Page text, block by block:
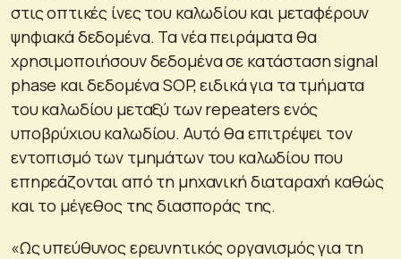
στις οπτικές ίνες του καλωδίου και μεταφέρουν
ψηφιακά δεδομένα. Τα νέα πειράματα θα
χρησιμοποιήσουν δεδομένα σε κατάσταση signal
phase και δεδομένα SOP, ειδικά για τα τμήματα
του καλωδίου μεταξύ των repeaters ενός
υποβρύχιου καλωδίου. Αυτό θα επιτρέψει τον
εντοπισμό των τμημάτων του καλωδίου που
επηρεάζονται από τη μηχανική διαταραχή καθώς
και το μέγεθος της διασποράς της.
«Ως υπεύθυνος ερευνητικός οργανισμός για τη